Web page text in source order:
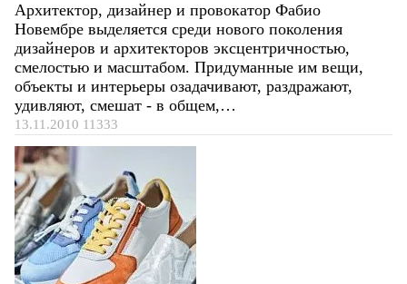
Архитектор, дизайнер и провокатор Фабио
Новембре выделяется среди нового поколения
дизайнеров и архитекторов эксцентричностью,
смелостью и масштабом. Придуманные им вещи,
объекты и интерьеры озадачивают, раздражают,
удивляют, смешат - в общем,…
13.11.2010 11333